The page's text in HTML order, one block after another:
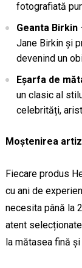
fotografiată
Geanta Birkin
Jane Birkin și
devenind un
Eșarfa de
un clasic al
celebrități,
Moștenirea
Fiecare produs
cu ani de
necesita până la
atent
la mătasea fină